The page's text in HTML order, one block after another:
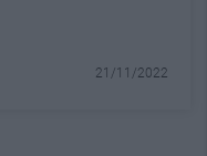
21/11/2022